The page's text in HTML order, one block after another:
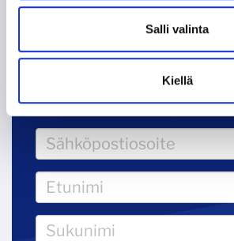
Salli valinta
Kiellä
KOHTI AMMATTILAISUUTTA, OSA 1:
Tappara uutiskirje